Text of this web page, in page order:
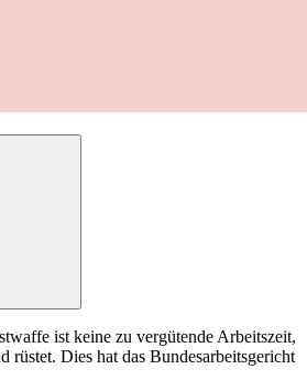
ist keine zu vergütende Arbeitszeit,
Dies hat das Bundesarbeitsgericht